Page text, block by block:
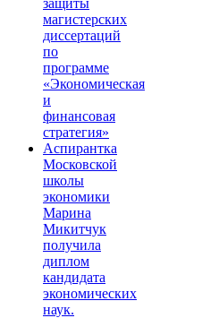
магистерских
диссертаций
по
программе
«Экономическая
и
финансовая
стратегия»
Аспирантка
Московской
школы
экономики
Марина
Микитчук
получила
диплом
кандидата
экономических
наук.